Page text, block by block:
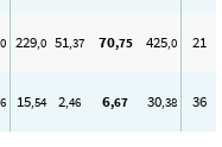
229,0 51,37 70,75 425,0 21
15,54 2,46 6,67 30,38 36